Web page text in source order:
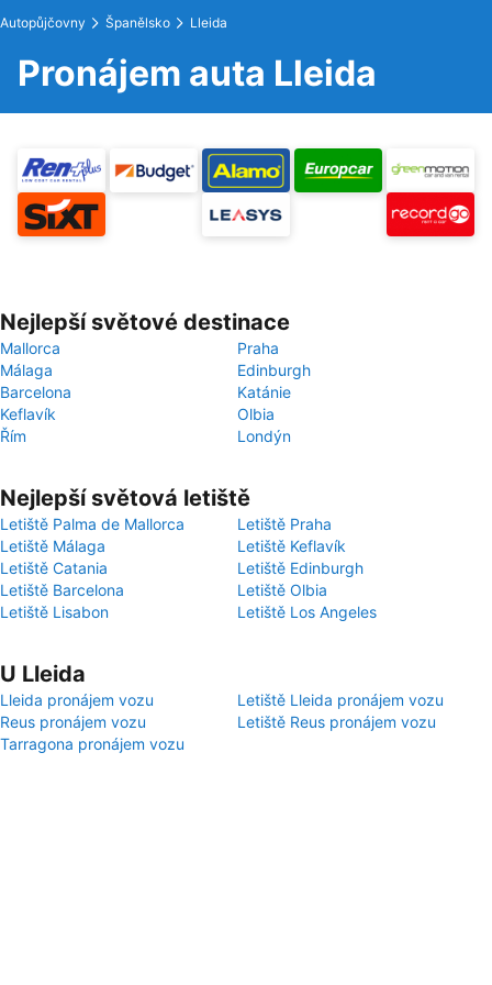
Autopůjčovny Španělsko Lleida
Pronájem auta Lleida
Nejlepší světové destinace
Mallorca
Praha
Málaga
Edinburgh
Barcelona
Katánie
Keflavík
Olbia
Řím
Londýn
Nejlepší světová letiště
Letiště Palma de Mallorca
Letiště Praha
Letiště Málaga
Letiště Keflavík
Letiště Catania
Letiště Edinburgh
Letiště Barcelona
Letiště Olbia
Letiště Lisabon
Letiště Los Angeles
U Lleida
Lleida pronájem vozu
Letiště Lleida pronájem vozu
Reus pronájem vozu
Letiště Reus pronájem vozu
Tarragona pronájem vozu